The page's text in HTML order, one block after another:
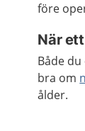
före
När
Både
bra om
ålder.